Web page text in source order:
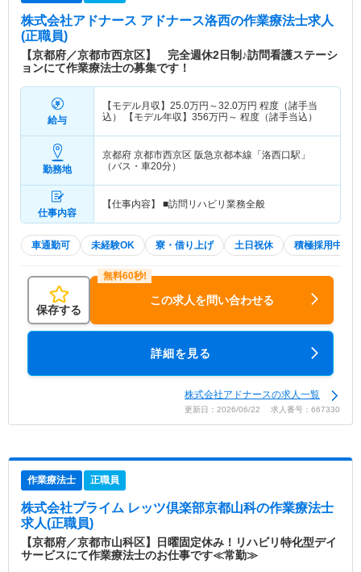
株式会社アドナース アドナース洛西の作業療法士求人
(正職員)
【京都府／京都市西京区】 完全週休2日制♪訪問看護ステーシ
ョンにて作業療法士の募集です！
給与
【モデル月収】 25.0万円～32.0万円 程度（諸手当
込） 【モデル年収】 356万円～ 程度（諸手当込）
勤務地
京都府 京都市西京区 阪急京都本線「洛西口駅」
（バス・車20分）
仕事内容
【仕事内容】 ■訪問リハビリ業務全般
車通勤可 未経験OK 寮・借り上げ 土日祝休 積極採用中
保存する
この求人を問い合わせる
詳細を見る
株式会社アドナースの求人一覧
更新日：2026/06/22 求人番号：667330
作業療法士 正職員
株式会社プライム レッツ倶楽部京都山科の作業療法士
求人(正職員)
【京都府／京都市山科区】日曜固定休み！リハビリ特化型デイ
サービスにて作業療法士のお仕事です≪常勤≫